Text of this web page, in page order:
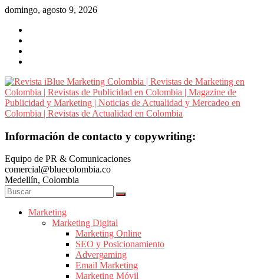
Saltar
contenido
domingo, agosto 9, 2026
Revista
Marketing
Colombia
|
Revistas
Marketing
Información de contacto y copywriting:
Equipo de PR & Comunicaciones
comercial@bluecolombia.co
Medellín, Colombia
Marketing
Marketing Digital
Marketing Online
SEO y Posicionamiento
Advergaming
Email Marketing
Marketing Móvil